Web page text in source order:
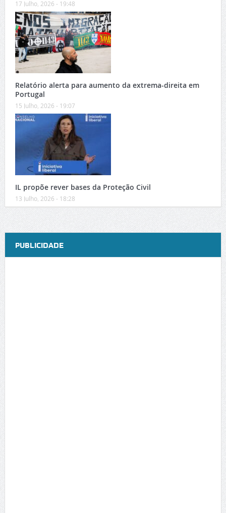
17 Julho, 2026 - 19:48
Relatório alerta para aumento da extrema-direita em
Portugal
15 Julho, 2026 - 19:07
IL propõe rever bases da Proteção Civil
13 Julho, 2026 - 18:28
PUBLICIDADE